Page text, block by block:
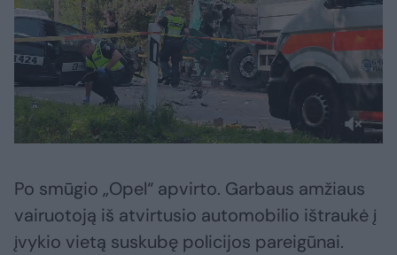
Po smūgio „Opel“ apvirto. Garbaus amžiaus
vairuotoją iš atvirtusio automobilio ištraukė į
įvykio vietą suskubę policijos pareigūnai.